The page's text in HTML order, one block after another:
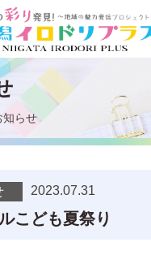
知らせ
2023.07.31
こども夏祭り